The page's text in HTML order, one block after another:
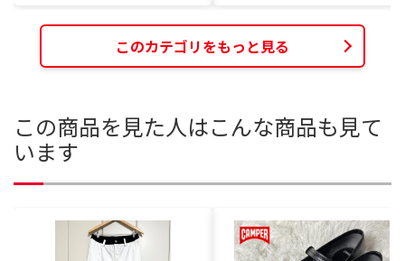
このカテゴリをもっと見る
この商品を見た人はこんな商品も見て
います